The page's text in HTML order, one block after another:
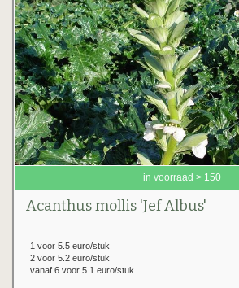
in voorraad > 150
Acanthus mollis 'Jef Albus'
1 voor 5.5 euro/stuk
2 voor 5.2 euro/stuk
vanaf 6 voor 5.1 euro/stuk